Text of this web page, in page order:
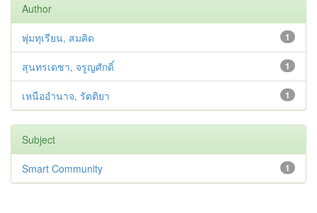
Author
1
พุ่มทุเรียน, สมคิด
1
สุนทรเดชา, จรูญศักดิ์
1
เหนืออำนาจ, รัตติยา
Subject
1
Smart Community